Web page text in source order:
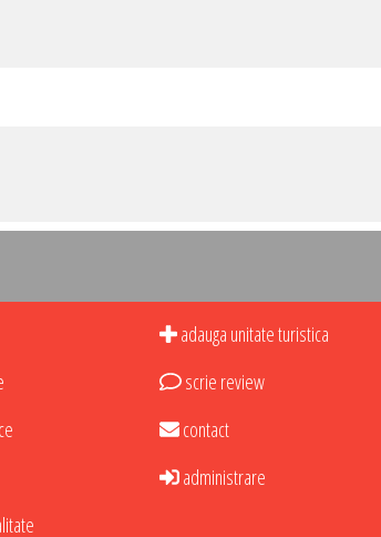
adauga unitate turistica
scrie review
contact
administrare